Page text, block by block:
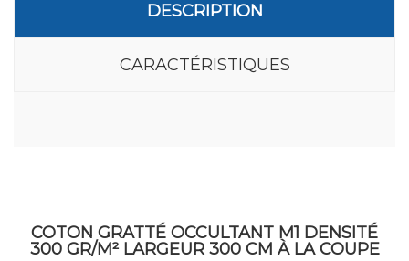
DESCRIPTION
CARACTÉRISTIQUES
COTON GRATTÉ OCCULTANT M1 DENSITÉ
300 GR/M² LARGEUR 300 CM À LA COUPE